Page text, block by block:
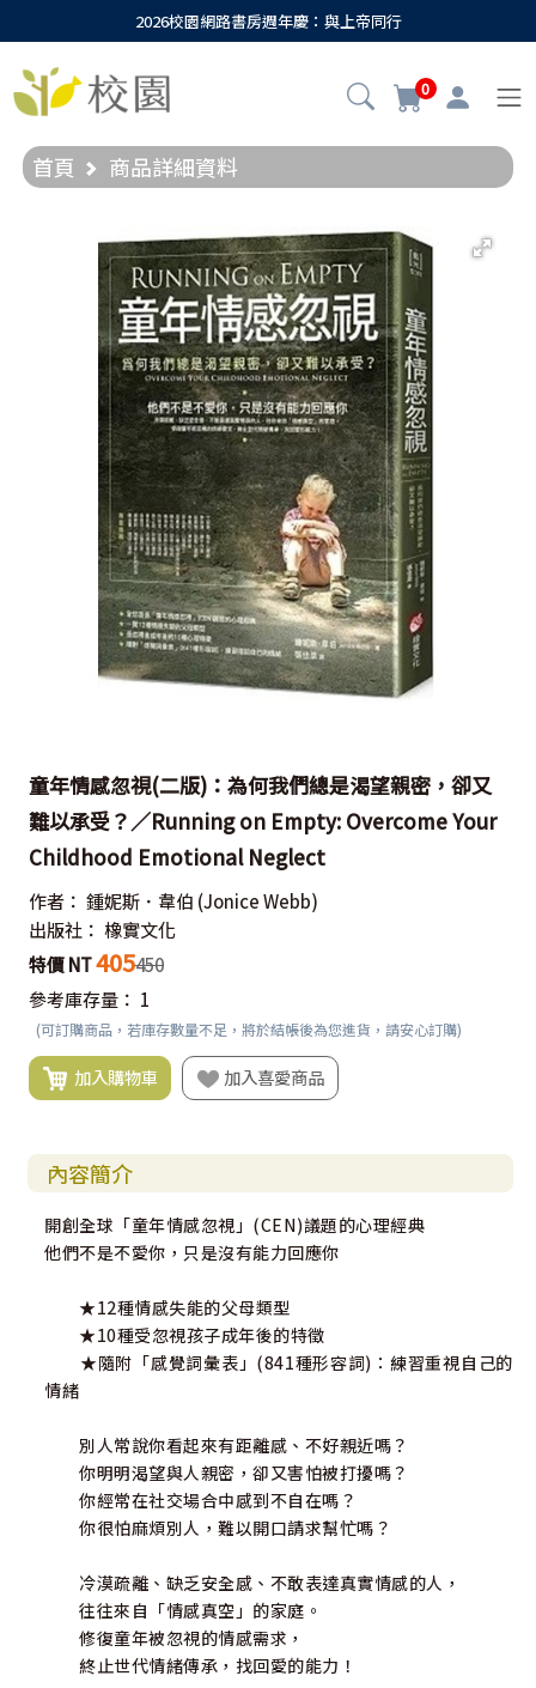
2026校園網路書房週年慶：與上帝同行
0
首頁 商品詳細資料
童年情感忽視(二版)：為何我們總是渴望親密，卻又
難以承受？／Running on Empty: Overcome Your
Childhood Emotional Neglect
作者： 鍾妮斯．韋伯 (Jonice Webb)
出版社： 橡實文化
特價 NT405450
參考庫存量： 1
(可訂購商品，若庫存數量不足，將於結帳後為您進貨，請安心訂購)
加入購物車 加入喜愛商品
內容簡介
開創全球「童年情感忽視」(CEN)議題的心理經典
他們不是不愛你，只是沒有能力回應你
★12種情感失能的父母類型
★10種受忽視孩子成年後的特徵
★隨附「感覺詞彙表」(841種形容詞)：練習重視自己的
情緒
別人常說你看起來有距離感、不好親近嗎？
你明明渴望與人親密，卻又害怕被打擾嗎？
你經常在社交場合中感到不自在嗎？
你很怕麻煩別人，難以開口請求幫忙嗎？
冷漠疏離、缺乏安全感、不敢表達真實情感的人，
往往來自「情感真空」的家庭。
修復童年被忽視的情感需求，
終止世代情緒傳承，找回愛的能力！